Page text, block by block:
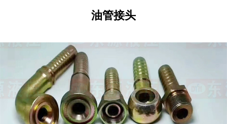
油管接头